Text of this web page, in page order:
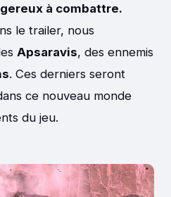
à combattre.
le trailer, nous
Apsaravis, des ennemis
. Ces derniers seront
ce nouveau monde
du jeu.